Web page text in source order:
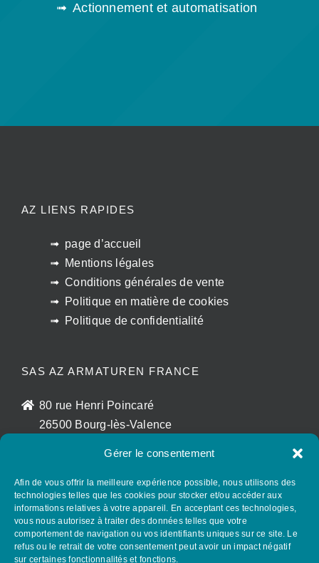
Gérer le consentement
Afin de vous offrir la meilleure expérience possible, nous utilisons des
technologies telles que les cookies pour stocker et/ou accéder aux
informations relatives à votre appareil. En acceptant ces technologies,
vous nous autorisez à traiter des données telles que votre
comportement de navigation ou vos identifiants uniques sur ce site. Le
refus ou le retrait de votre consentement peut avoir un impact négatif
sur certaines fonctionnalités et fonctions.
Actionnement et automatisation
AZ LIENS RAPIDES
page d’accueil
Mentions légales
Conditions générales de vente
Politique en matière de cookies
Politique de confidentialité
SAS AZ ARMATUREN FRANCE
80 rue Henri Poincaré
26500 Bourg-lès-Valence
+33 (0)7 72 25 48 56
SUIVEZ AZ GROUP SUR LES RÉSEAUX
SOCIAUX